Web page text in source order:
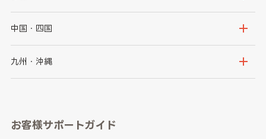
千葉県
石川県
山梨県
愛知県
大阪府
京都府
和歌山県
中国・四国
鳥取県
山口県
九州・沖縄
長崎県
お客様サポートガイド